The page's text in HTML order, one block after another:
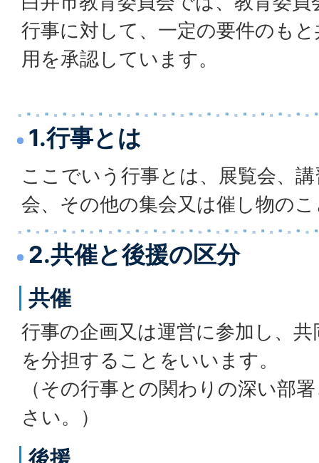
行事に対して、一定の要件のも
用を承認しています。
1.行事とは
ここでいう行事とは、展覧会、
会、その他の集会又は催し物の
2.共催と後援の区分
共催
行事の企画又は運営に参加し、
を分担することをいいます。
（その行事との関わりの深い部
さい。）